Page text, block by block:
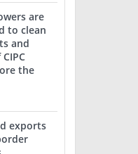
are
to clean
and
the
exports